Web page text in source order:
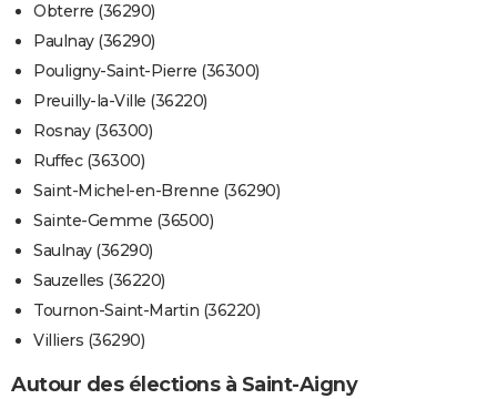
Obterre (36290)
Paulnay (36290)
Pouligny-Saint-Pierre (36300)
Preuilly-la-Ville (36220)
Rosnay (36300)
Ruffec (36300)
Saint-Michel-en-Brenne (36290)
Sainte-Gemme (36500)
Saulnay (36290)
Sauzelles (36220)
Tournon-Saint-Martin (36220)
Villiers (36290)
Autour des élections à Saint-Aigny